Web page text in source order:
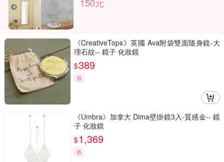
150元
《CreativeTops》英國 Ava附袋雙面隨身鏡-大
理石紋-- 鏡子 化妝鏡
$389
券
《Umbra》加拿大 Dima壁掛鏡3入-質感金-- 鏡
子 化妝鏡
$1,369
券